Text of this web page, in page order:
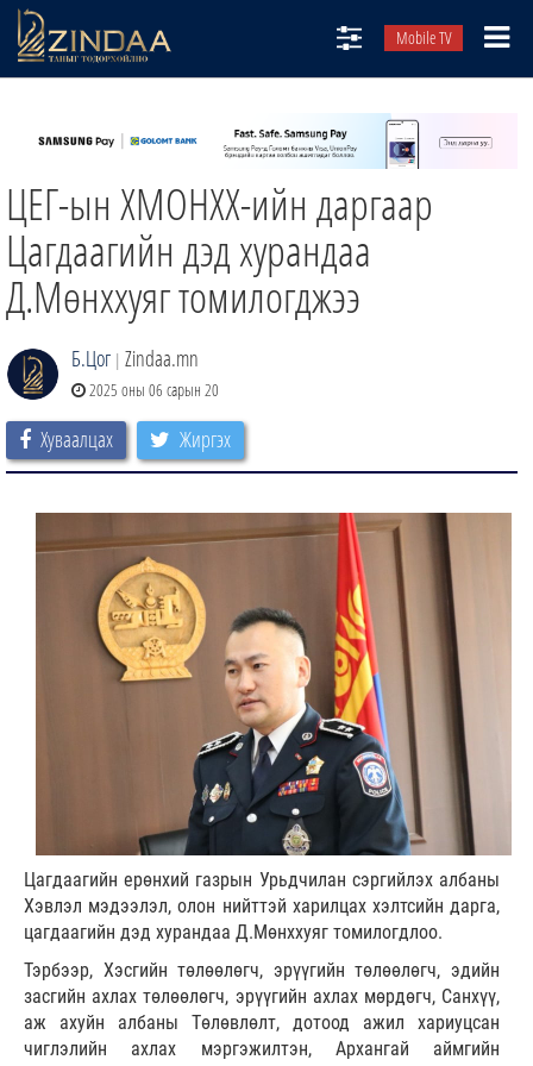
Mobile TV
ТВ8
ӨГЛӨӨНИЙ СОНИН
АУДИО ЗОХИОЛ
ЗИНДАА СЭТГҮҮЛ
ЦЕГ-ын ХМОНХХ-ийн даргаар
Цагдаагийн дэд хурандаа
Д.Мөнххуяг томилогджээ
Б.Цог | Zindaa.mn
2025 оны 06 сарын 20
Хуваалцах Жиргэх
Цагдаагийн ерөнхий газрын Урьдчилан сэргийлэх албаны
Хэвлэл мэдээлэл, олон нийттэй харилцах хэлтсийн дарга,
цагдаагийн дэд хурандаа Д.Мөнххуяг томилогдлоо.
Тэрбээр, Хэсгийн төлөөлөгч, эрүүгийн төлөөлөгч, эдийн
засгийн ахлах төлөөлөгч, эрүүгийн ахлах мөрдөгч, Санхүү,
аж ахуйн албаны Төлөвлөлт, дотоод ажил хариуцсан
чиглэлийн ахлах мэргэжилтэн, Архангай аймгийн